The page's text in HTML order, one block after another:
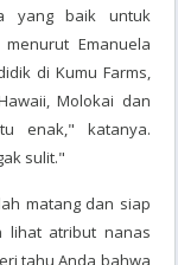
yang baik untuk
Emanuela
di Kumu Farms,
Molokai dan
enak," katanya.
sulit."
matang dan siap
lihat atribut nanas
tahu Anda bahwa